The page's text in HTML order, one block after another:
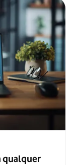
qualquer